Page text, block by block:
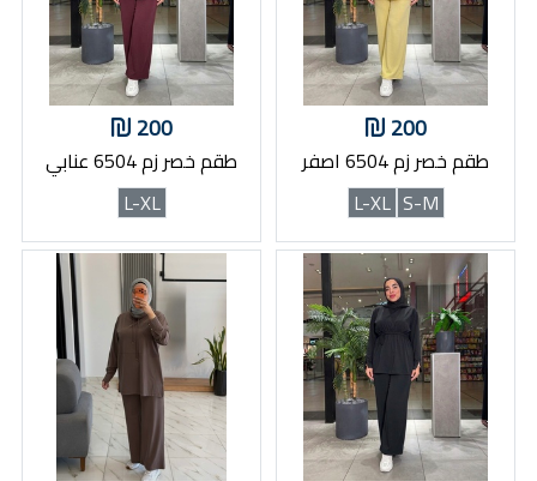
200
طقم خصر زم 6504 اصفر
S-M
L-XL
200
طقم خصر زم 6504 عنابي
L-XL